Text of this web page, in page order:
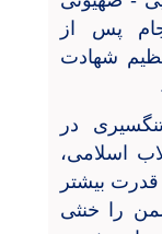
پس از
شهادت
در
اسلامی،
قدرت بیشتر
را خنثی